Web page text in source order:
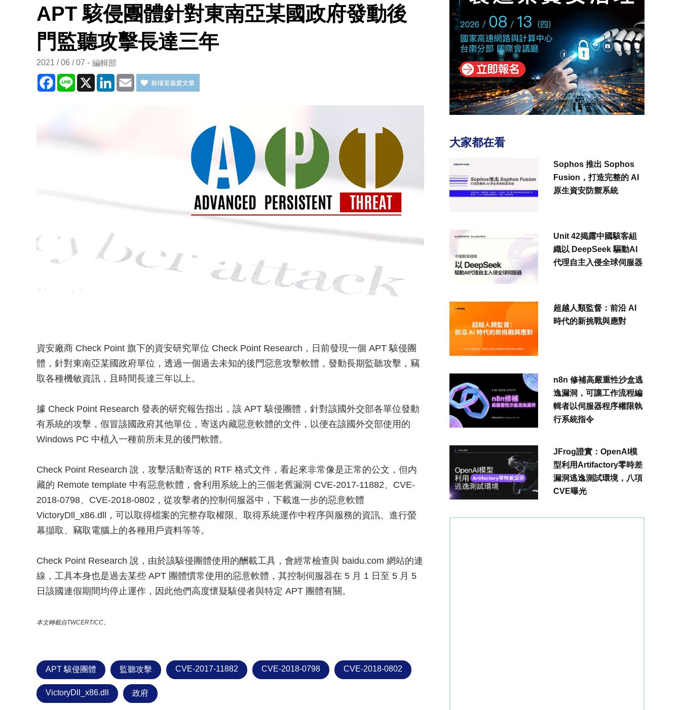
APT 駭侵團體針對東南亞某國政府發動後
門監聽攻擊長達三年
2021 / 06 / 07 編輯部
Facebook
Line X LinkedInEmail
資安廠商 Check Point 旗下的資安研究單位 Check Point Research，日前發現一個 APT 駭侵團
體，針對東南亞某國政府單位，透過一個過去未知的後門惡意攻擊軟體，發動長期監聽攻擊，竊
取各種機敏資訊，且時間長達三年以上。
據 Check Point Research 發表的研究報告指出，該 APT 駭侵團體，針對該國外交部各單位發動
有系統的攻擊，假冒該國政府其他單位，寄送内藏惡意軟體的文件，以便在該國外交部使用的
Windows PC 中植入一種前所未見的後門軟體。
Check Point Research 說，攻擊活動寄送的 RTF 格式文件，看起來非常像是正常的公文，但内
藏的 Remote template 中有惡意軟體，會利用系統上的三個老舊漏洞 CVE-2017-11882、CVE-
2018-0798、CVE-2018-0802，從攻擊者的控制伺服器中，下載進一步的惡意軟體
VictoryDll_x86.dll，可以取得檔案的完整存取權限、取得系統運作中程序與服務的資訊、進行螢
幕擷取、竊取電腦上的各種用戶資料等等。
Check Point Research 說，由於該駭侵團體使用的酬載工具，會經常檢查與 baidu.com 網站的連
線，工具本身也是過去某些 APT 團體慣常使用的惡意軟體，其控制伺服器在 5 月 1 日至 5 月 5
日該國連假期間均停止運作，因此他們高度懷疑駭侵者與特定 APT 團體有關。
本文轉載自TWCERT/CC。
APT 駭侵團體 監聽攻擊 CVE-2017-11882 CVE-2018-0798 CVE-2018-0802
VictoryDll_x86.dll 政府
大家都在看
Sophos 推出 Sophos
Fusion，打造完整的 AI
原生資安防禦系統
Unit 42揭露中國駭客組
織以 DeepSeek 驅動AI
代理自主入侵全球伺服器
超越人類監督：前沿 AI
時代的新挑戰與應對
n8n 修補高嚴重性沙盒逃
逸漏洞，可讓工作流程編
輯者以伺服器程序權限執
行系統指令
JFrog證實：OpenAI模
型利用Artifactory零時差
漏洞逃逸測試環境，八項
CVE曝光